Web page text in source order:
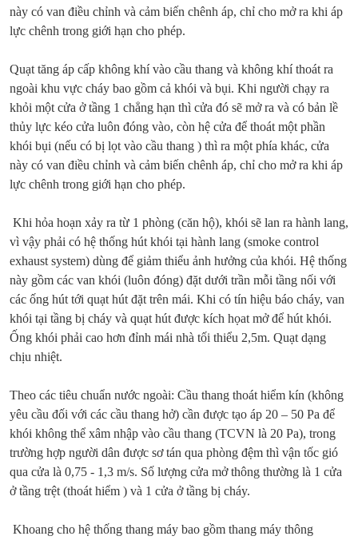
này có van điều chỉnh và cảm biến chênh áp, chỉ cho mở ra khi áp
lực chênh trong giới hạn cho phép.
Quạt tăng áp cấp không khí vào cầu thang và không khí thoát ra
ngoài khu vực cháy bao gồm cả khói và bụi. Khi người chạy ra
khỏi một cửa ở tầng 1 chẳng hạn thì cửa đó sẽ mở ra và có bản lề
thủy lực kéo cửa luôn đóng vào, còn hệ cửa để thoát một phần
khói bụi (nếu có bị lọt vào cầu thang ) thì ra một phía khác, cửa
này có van điều chỉnh và cảm biến chênh áp, chỉ cho mở ra khi áp
lực chênh trong giới hạn cho phép.
Khi hỏa hoạn xảy ra từ 1 phòng (căn hộ), khói sẽ lan ra hành lang,
vì vậy phải có hệ thống hút khói tại hành lang (smoke control
exhaust system) dùng để giảm thiểu ảnh hưởng của khói. Hệ thống
này gồm các van khói (luôn đóng) đặt dưới trần mỗi tầng nối với
các ống hút tới quạt hút đặt trên mái. Khi có tín hiệu báo cháy, van
khói tại tầng bị cháy và quạt hút được kích họat mở để hút khói.
Ống khói phải cao hơn đỉnh mái nhà tối thiểu 2,5m. Quạt dạng
chịu nhiệt.
Theo các tiêu chuẩn nước ngoài: Cầu thang thoát hiểm kín (không
yêu cầu đối với các cầu thang hở) cần được tạo áp 20 – 50 Pa để
khói không thể xâm nhập vào cầu thang (TCVN là 20 Pa), trong
trường hợp người dân được sơ tán qua phòng đệm thì vận tốc gió
qua cửa là 0,75 - 1,3 m/s. Số lượng cửa mở thông thường là 1 cửa
ở tầng trệt (thoát hiểm ) và 1 cửa ở tầng bị cháy.
Khoang cho hệ thống thang máy bao gồm thang máy thông